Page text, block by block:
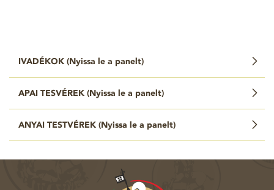
IVADÉKOK ( Nyissa le a panelt)
APAI TESVÉREK ( Nyissa le a panelt)
ANYAI TESTVÉREK ( Nyissa le a panelt)